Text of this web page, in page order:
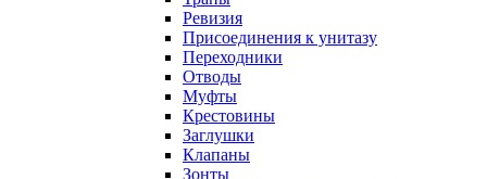
Ревизия
Присоединения к унитазу
Переходники
Отводы
Муфты
Крестовины
Заглушки
Клапаны
Зонты